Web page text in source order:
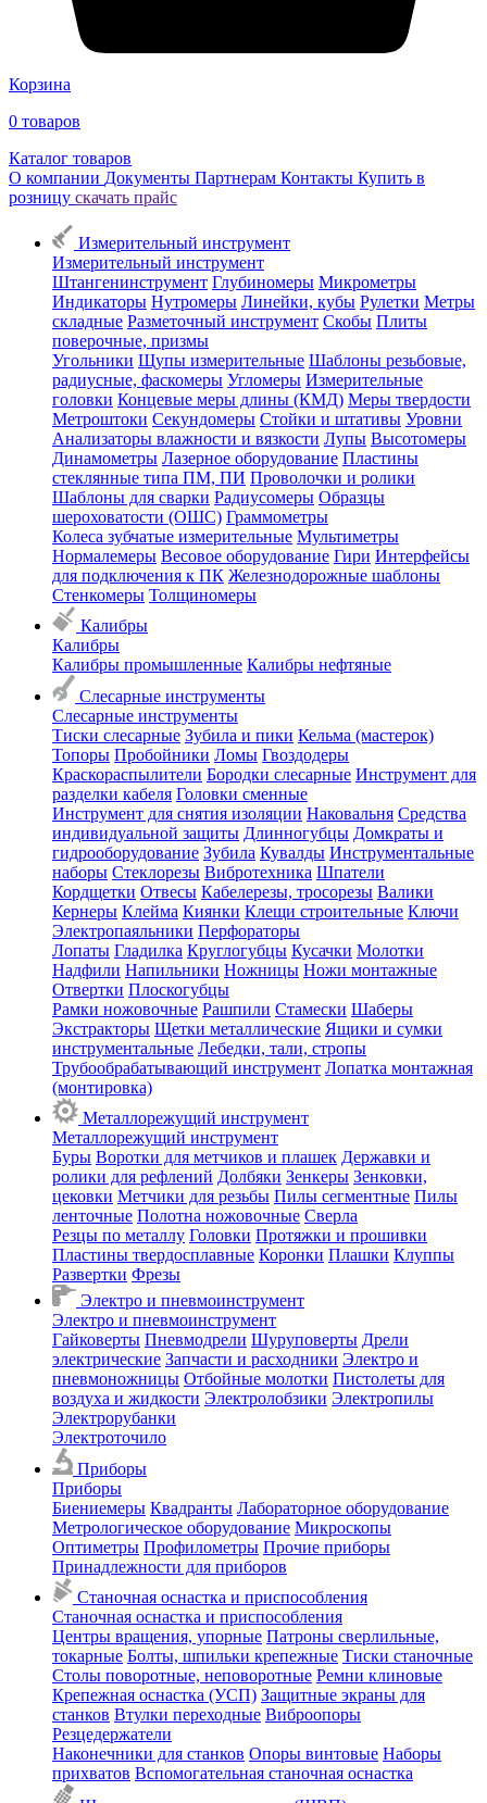
Корзина
0 товаров
Каталог товаров
О компании Документы Партнерам Контакты Купить в
розницу скачать прайс
Измерительный инструмент
Измерительный инструмент
Штангенинструмент Глубиномеры Микрометры
Индикаторы Нутромеры Линейки, кубы Рулетки Метры
складные Разметочный инструмент Скобы Плиты
поверочные, призмы
Угольники Щупы измерительные Шаблоны резьбовые,
радиусные, фаскомеры Угломеры Измерительные
головки Концевые меры длины (КМД) Меры твердости
Метроштоки Секундомеры Стойки и штативы Уровни
Анализаторы влажности и вязкости Лупы Высотомеры
Динамометры Лазерное оборудование Пластины
стеклянные типа ПМ, ПИ Проволочки и ролики
Шаблоны для сварки Радиусомеры Образцы
шероховатости (ОШС) Граммометры
Колеса зубчатые измерительные Мультиметры
Нормалемеры Весовое оборудование Гири Интерфейсы
для подключения к ПК Железнодорожные шаблоны
Стенкомеры Толщиномеры
Калибры
Калибры
Калибры промышленные Калибры нефтяные
Слесарные инструменты
Слесарные инструменты
Тиски слесарные Зубила и пики Кельма (мастерок)
Топоры Пробойники Ломы Гвоздодеры
Краскораспылители Бородки слесарные Инструмент для
разделки кабеля Головки сменные
Инструмент для снятия изоляции Наковальня Средства
индивидуальной защиты Длинногубцы Домкраты и
гидрооборудование Зубила Кувалды Инструментальные
наборы Стеклорезы Вибротехника Шпатели
Кордщетки Отвесы Кабелерезы, тросорезы Валики
Кернеры Клейма Киянки Клещи строительные Ключи
Электропаяльники Перфораторы
Лопаты Гладилка Круглогубцы Кусачки Молотки
Надфили Напильники Ножницы Ножи монтажные
Отвертки Плоскогубцы
Рамки ножовочные Рашпили Стамески Шаберы
Экстракторы Щетки металлические Ящики и сумки
инструментальные Лебедки, тали, стропы
Трубообрабатывающий инструмент Лопатка монтажная
(монтировка)
Металлорежущий инструмент
Металлорежущий инструмент
Буры Воротки для метчиков и плашек Державки и
ролики для рефлений Долбяки Зенкеры Зенковки,
цековки Метчики для резьбы Пилы сегментные Пилы
ленточные Полотна ножовочные Сверла
Резцы по металлу Головки Протяжки и прошивки
Пластины твердосплавные Коронки Плашки Клуппы
Развертки Фрезы
Электро и пневмоинструмент
Электро и пневмоинструмент
Гайковерты Пневмодрели Шуруповерты Дрели
электрические Запчасти и расходники Электро и
пневмоножницы Отбойные молотки Пистолеты для
воздуха и жидкости Электролобзики Электропилы
Электрорубанки
Электроточило
Приборы
Приборы
Биениемеры Квадранты Лабораторное оборудование
Метрологическое оборудование Микроскопы
Оптиметры Профилометры Прочие приборы
Принадлежности для приборов
Станочная оснастка и приспособления
Станочная оснастка и приспособления
Центры вращения, упорные Патроны сверлильные,
токарные Болты, шпильки крепежные Тиски станочные
Столы поворотные, неповоротные Ремни клиновые
Крепежная оснастка (УСП) Защитные экраны для
станков Втулки переходные Виброопоры
Резцедержатели
Наконечники для станков Опоры винтовые Наборы
прихватов Вспомогательная станочная оснастка